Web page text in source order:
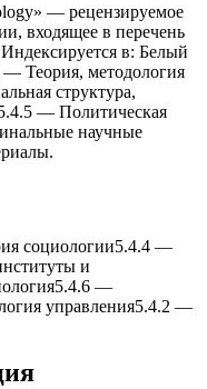
— рецензируемое
входящее в перечень
в: Белый
Теория, методология
структура,
— Политическая
научные
социологии5.4.4 —
и
5.4.6 —
управления5.4.2 —